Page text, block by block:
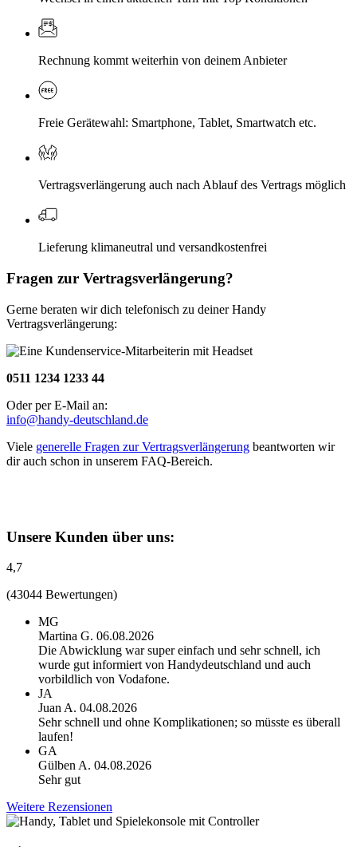
Rechnung kommt weiterhin von deinem Anbieter
Freie Gerätewahl: Smartphone, Tablet, Smartwatch etc.
Vertragsverlängerung auch nach Ablauf des Vertrags möglich
Lieferung klimaneutral und versandkostenfrei
Fragen zur Vertragsverlängerung?
Gerne beraten wir dich telefonisch zu deiner Handy
Vertragsverlängerung:
0511 1234 1233 44
Oder per E-Mail an:
info@handy-deutschland.de
Viele generelle Fragen zur Vertragsverlängerung beantworten wir
dir auch schon in unserem FAQ-Bereich.
Unsere Kunden über uns:
4,7
(43044 Bewertungen)
MG
Martina G. 06.08.2026
Die Abwicklung war super einfach und sehr schnell, ich
wurde gut informiert von Handydeutschland und auch
vorbildlich von Vodafone.
JA
Juan A. 04.08.2026
Sehr schnell und ohne Komplikationen; so müsste es überall
laufen!
GA
Gülben A. 04.08.2026
Sehr gut
Weitere Rezensionen